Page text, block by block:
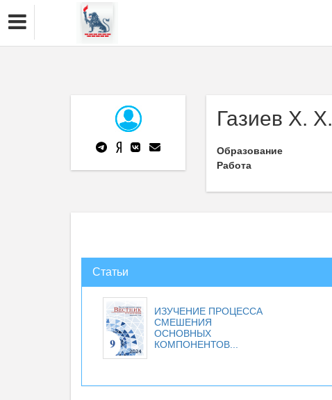
Газиев Х. Х.
Образование
Работа
Статьи
ИЗУЧЕНИЕ ПРОЦЕССА
СМЕШЕНИЯ
ОСНОВНЫХ
КОМПОНЕНТОВ...